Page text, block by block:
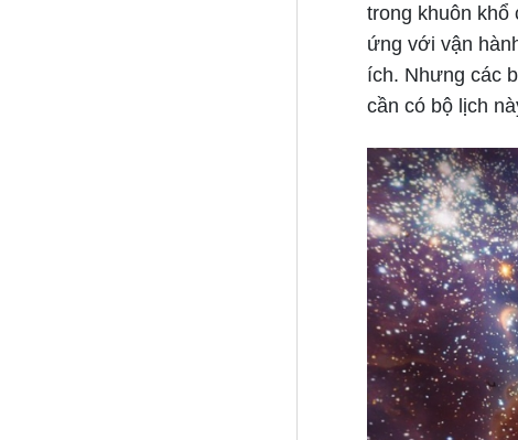
trong khuôn khổ
ứng với vận
ích. Nhưng các
cần có bộ lịch